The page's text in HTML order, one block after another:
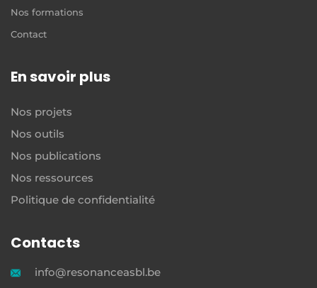
Nos formations
Contact
En savoir plus
Nos projets
Nos outils
Nos publications
Nos ressources
Politique de confidentialité
Contacts
info@resonanceasbl.be